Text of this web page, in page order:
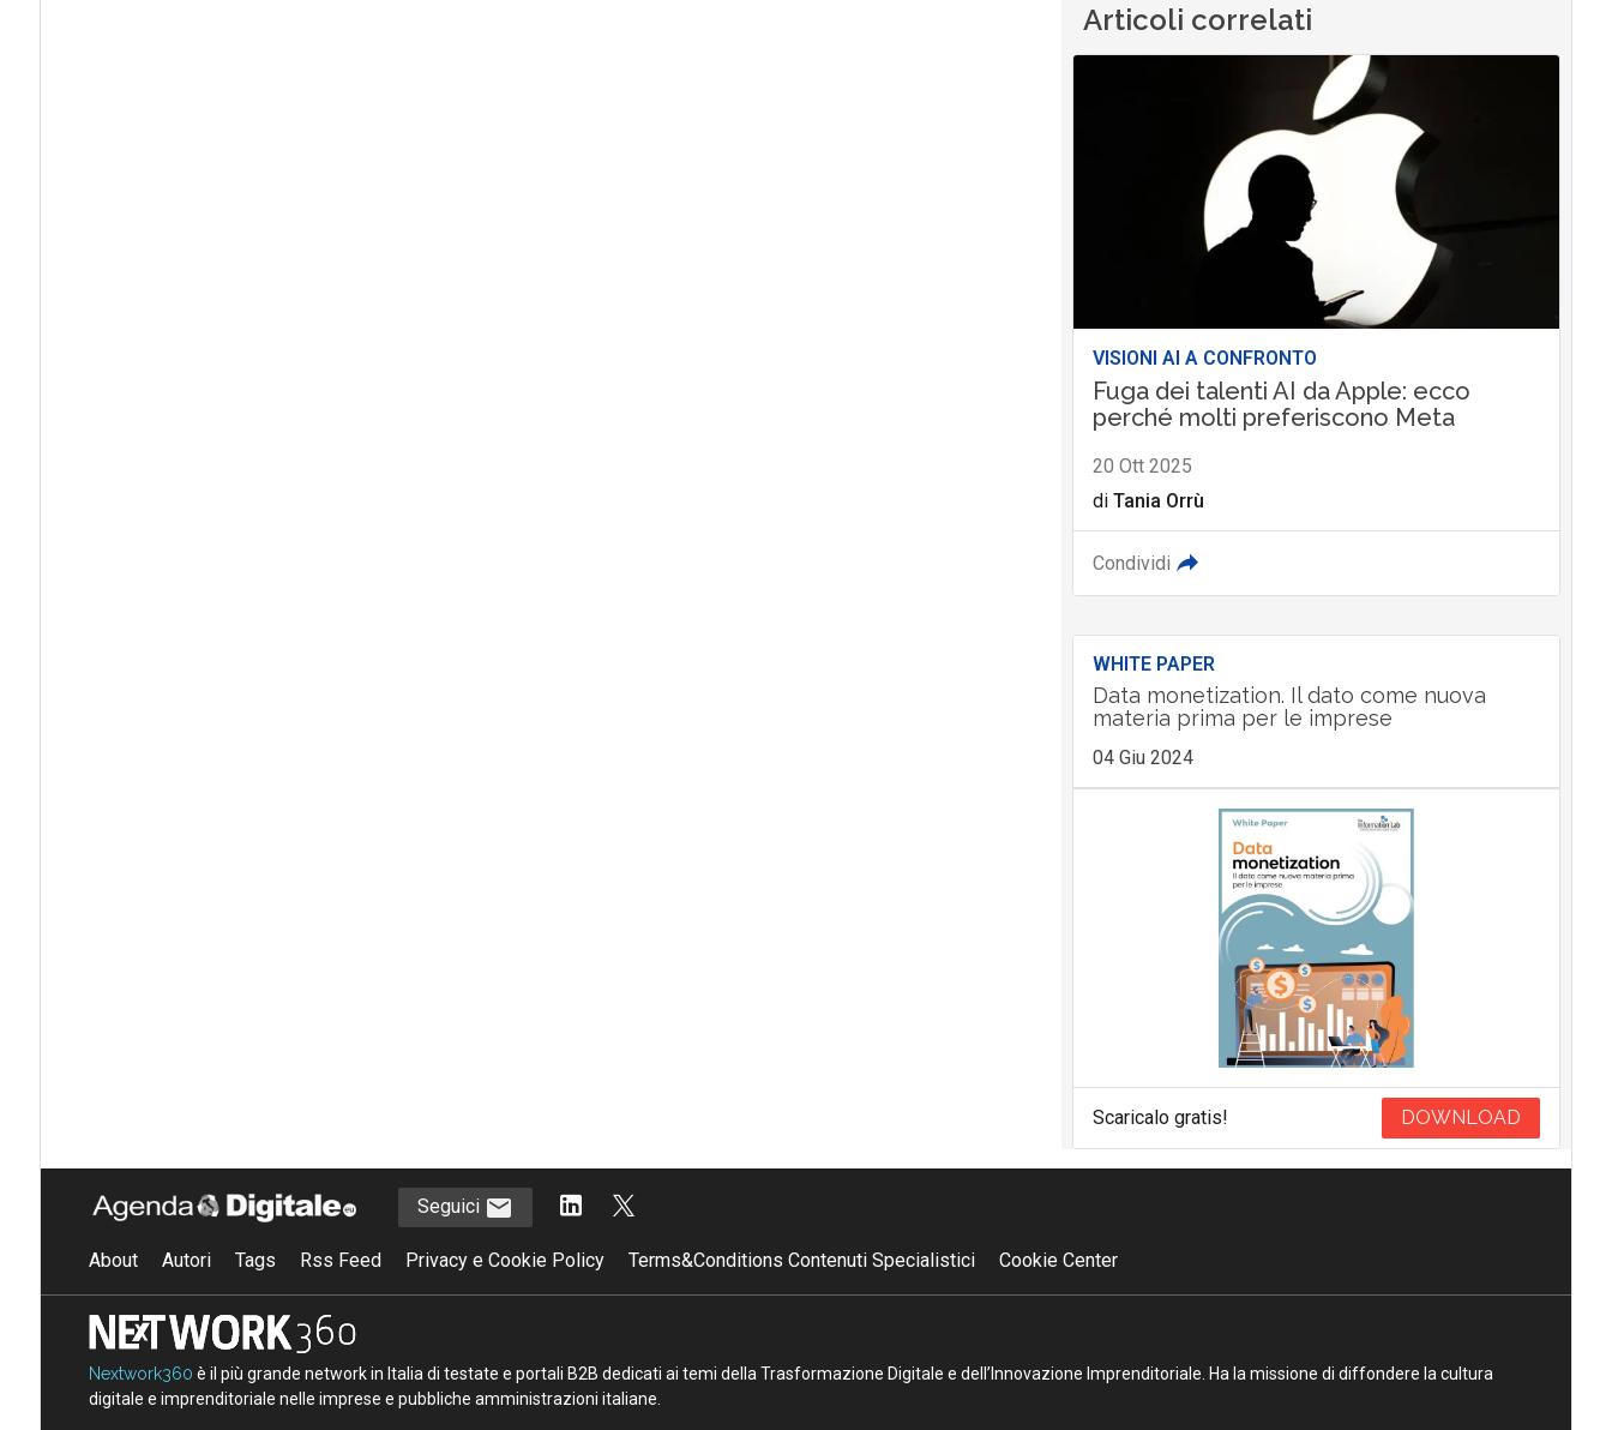
Articoli correlati
VISIONI AI A CONFRONTO
Fuga dei talenti AI da Apple: ecco
perché molti preferiscono Meta
20 Ott 2025
di Tania Orrù
Condividi
WHITE PAPER
Data monetization. Il dato come nuova
materia prima per le imprese
04 Giu 2024
Scaricalo gratis! DOWNLOAD
Seguici
About Autori Tags Rss Feed Privacy e Cookie Policy Terms&Conditions Contenuti Specialistici Cookie Center
Nextwork360 è il più grande network in Italia di testate e portali B2B dedicati ai temi della Trasformazione Digitale e dell’Innovazione Imprenditoriale. Ha la missione di diffondere la cultura
digitale e imprenditoriale nelle imprese e pubbliche amministrazioni italiane.